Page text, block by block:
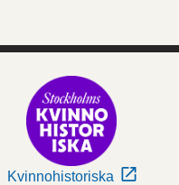
Kvinnohistoriska